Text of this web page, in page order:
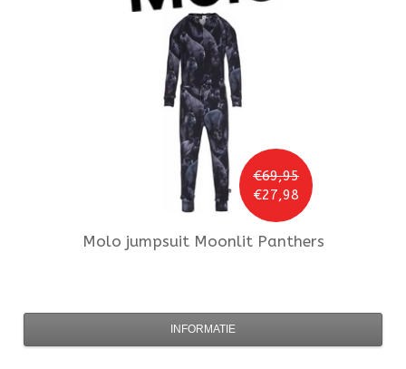
€69,95
€27,98
Molo jumpsuit Moonlit Panthers
INFORMATIE